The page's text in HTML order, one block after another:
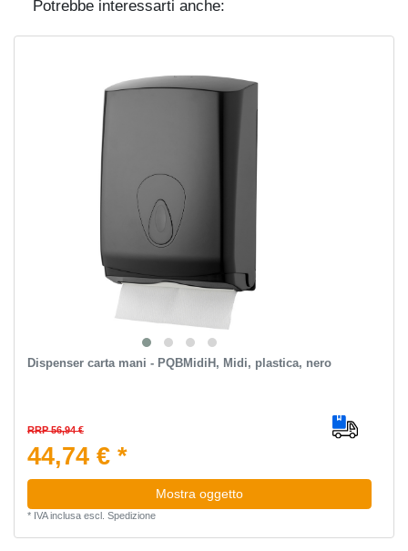
Potrebbe interessarti anche:
Dispenser carta mani - PQBMidiH, Midi, plastica, nero
RRP 56,94 €
44,74 € *
Mostra oggetto
* IVA inclusaescl. Spedizione